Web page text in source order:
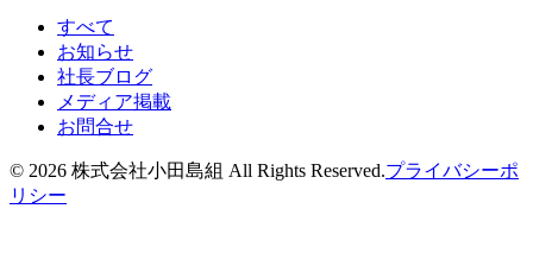
すべて
お知らせ
社長ブログ
メディア掲載
お問合せ
© 2026 株式会社小田島組 All Rights Reserved.プライバシーポ
リシー